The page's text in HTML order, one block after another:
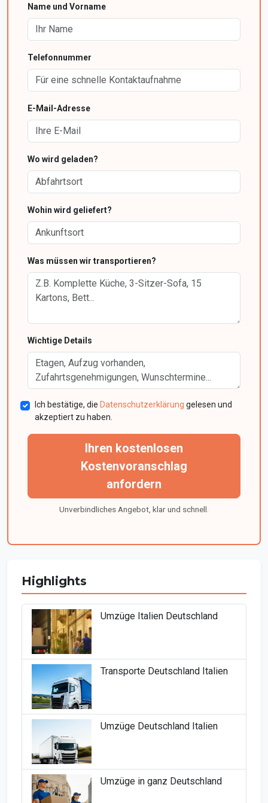
Name und Vorname
Telefonnummer
E-Mail-Adresse
Wo wird geladen?
Wohin wird geliefert?
Was müssen wir transportieren?
Wichtige Details
Ich bestätige, die Datenschutzerklärung gelesen und
akzeptiert zu haben.
Ihren kostenlosen
Kostenvoranschlag
anfordern
Unverbindliches Angebot, klar und schnell.
Highlights
Umzüge Italien Deutschland
Transporte Deutschland Italien
Umzüge Deutschland Italien
Umzüge in ganz Deutschland